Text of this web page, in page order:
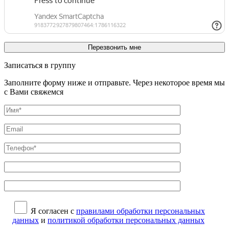
Записаться в группу
Заполните форму ниже и отправьте. Через некоторое время мы
с Вами свяжемся
Я согласен с правилами обработки персональных
данных и политикой обработки персональных данных